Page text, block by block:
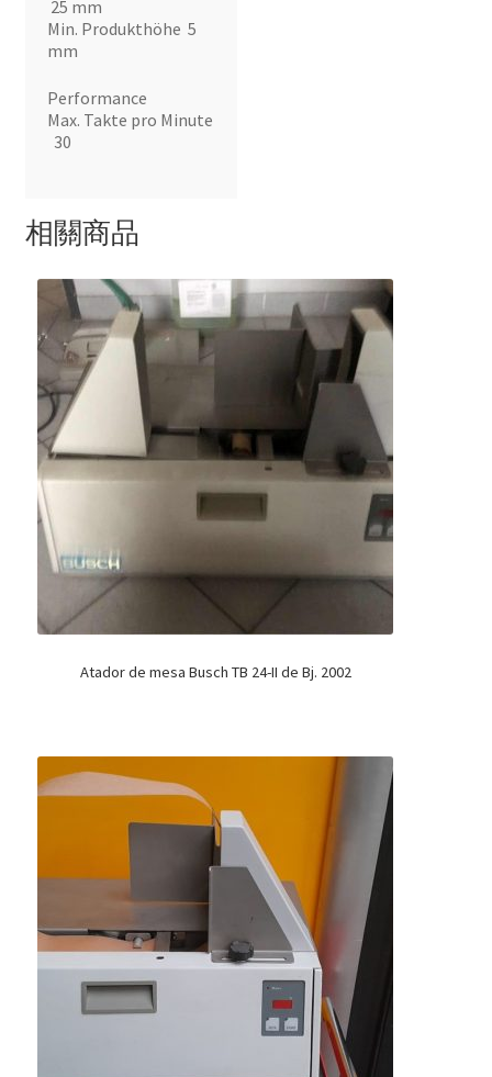
25 mm
Min. Produkthöhe 5
mm
Performance
Max. Takte pro Minute
30
相關商品
Atador de mesa Busch TB 24-II de Bj. 2002